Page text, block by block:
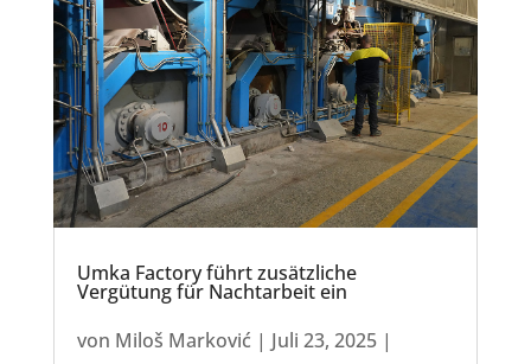
Umka Factory führt zusätzliche
Vergütung für Nachtarbeit ein
von Miloš Marković | Juli 23, 2025|